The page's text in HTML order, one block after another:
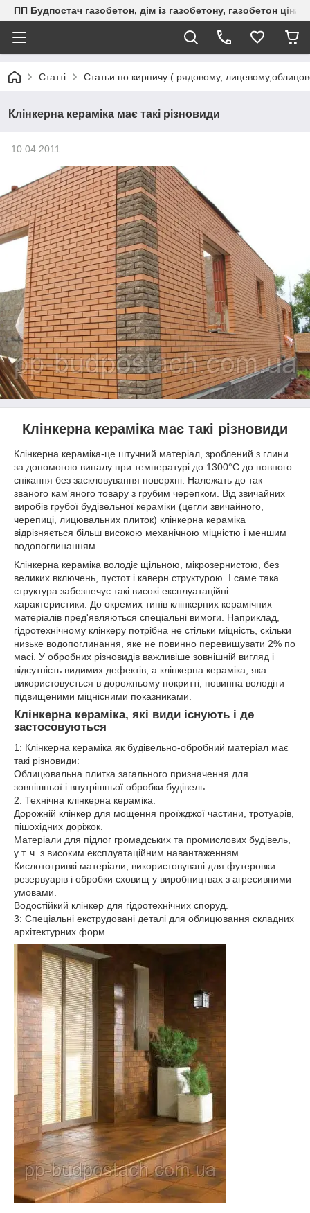
ПП Будпостач газобетон, дім із газобетону, газобетон
Статті Статьи по кирпичу ( рядовому,
Клінкерна кераміка має такі різновиди
10.04.2011
Клінкерна кераміка має такі різновиди
Клінкерна кераміка-це штучний матеріал, зроблений з глини
за допомогою випалу при температурі до 1300°С до повного
спікання без заскловування поверхні. Належать до так
званого кам'яного товару з грубим черепком. Від звичайних
виробів грубої будівельної кераміки (цегли звичайного,
черепиці, лицювальних плиток) клінкерна кераміка
відрізняється більш високою механічною міцністю і меншим
водопоглинанням.
Клінкерна кераміка володіє щільною, мікрозернистою, без
великих включень, пустот і каверн структурою. І саме така
структура забезпечує такі високі експлуатаційні
характеристики. До окремих типів клінкерних керамічних
матеріалів пред'являються спеціальні вимоги. Наприклад,
гідротехнічному клінкеру потрібна не стільки міцність, скільки
низьке водопоглинання, яке не повинно перевищувати 2% по
масі. У обробних різновидів важливіше зовнішній вигляд і
відсутність видимих дефектів, а клінкерна кераміка, яка
використовується в дорожньому покритті, повинна володіти
підвищеними міцнісними показниками.
Клінкерна кераміка, які види існують і де
застосовуються
1: Клінкерна кераміка як будівельно-обробний матеріал має
такі різновиди:
Облицювальна плитка загального призначення для
зовнішньої і внутрішньої обробки будівель.
2: Технічна клінкерна кераміка:
Дорожній клінкер для мощення проїжджої частини, тротуарів,
пішохідних доріжок.
Матеріали для підлог громадських та промислових будівель,
у т. ч. з високим експлуатаційним навантаженням.
Кислототривкі матеріали, використовувані для футеровки
резервуарів і обробки сховищ у виробництвах з агресивними
умовами.
Водостійкий клінкер для гідротехнічних споруд.
3: Спеціальні екструдовані деталі для облицювання складних
архітектурних форм.